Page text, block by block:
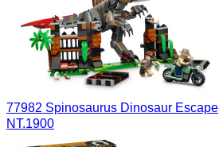
77982 Spinosaurus Dinosaur Escape
NT.1900